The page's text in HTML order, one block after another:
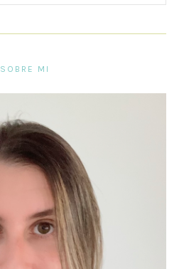
SOBRE MI